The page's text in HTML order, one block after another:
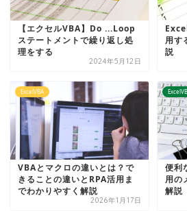
【エクセルVBA】Do ...Loop
ステートメントで繰り返し処
理をする
2024年5月12日
用す
説
ExcelVBA
VBAとマクロの違いとは？で
きることの違いとRPA活用ま
でわかりやすく解説
2026年1月17日
便利
用の
解説